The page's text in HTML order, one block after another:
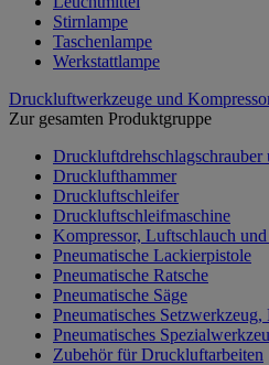
Stirnlampe
Taschenlampe
Werkstattlampe
Druckluftwerkzeuge und
Zur gesamten Produktgruppe
Druckluftdrehschlagschrauber
Drucklufthammer
Druckluftschleifer
Druckluftschleifmaschine
Kompressor, Luftschlauch
Pneumatische Lackierpistole
Pneumatische Ratsche
Pneumatische Säge
Pneumatisches Setzwerkzeug,
Pneumatisches
Zubehör für Druckluftarbeiten